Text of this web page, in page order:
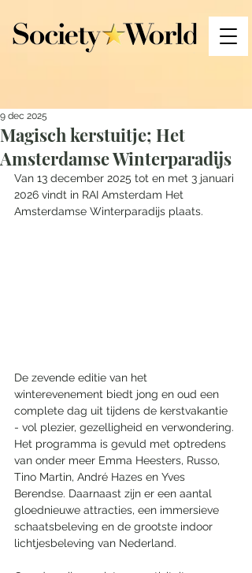
Magisch kerstuitje; Het
Amsterdamse Winterparadijs
9 dec 2025
Van 13 december 2025 tot en met 3 januari
2026 vindt in RAI Amsterdam Het
Amsterdamse Winterparadijs plaats.
De zevende editie van het
winterevenement biedt jong en oud een
complete dag uit tijdens de kerstvakantie
- vol plezier, gezelligheid en verwondering.
Het programma is gevuld met optredens
van onder meer Emma Heesters, Russo,
Tino Martin, André Hazes en Yves
Berendse. Daarnaast zijn er een aantal
gloednieuwe attracties, een immersieve
schaatsbeleving en de grootste indoor
lichtjesbeleving van Nederland.